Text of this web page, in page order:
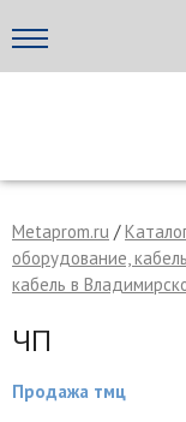
МЕТАПРОМ -
Написать
Metaprom.ru /
оборудование, кабель
кабель в
ЧП
Продажа тмц